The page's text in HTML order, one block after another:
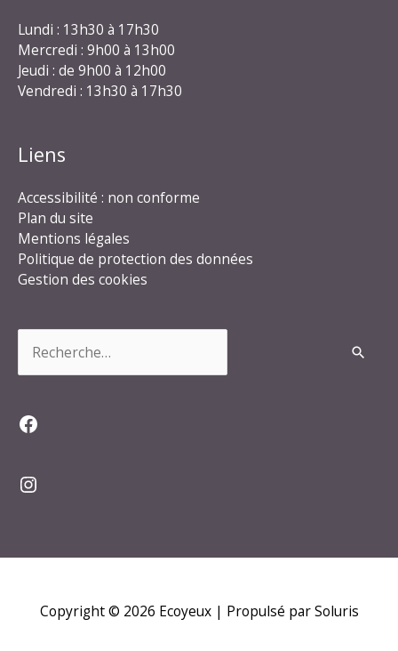
Lundi : 13h30 à 17h30
Mercredi : 9h00 à 13h00
Jeudi : de 9h00 à 12h00
Vendredi : 13h30 à 17h30
Liens
Accessibilité : non conforme
Plan du site
Mentions légales
Politique de protection des données
Gestion des cookies
Facebook
Instagram
Copyright © 2026 Ecoyeux| Propulsé par Soluris